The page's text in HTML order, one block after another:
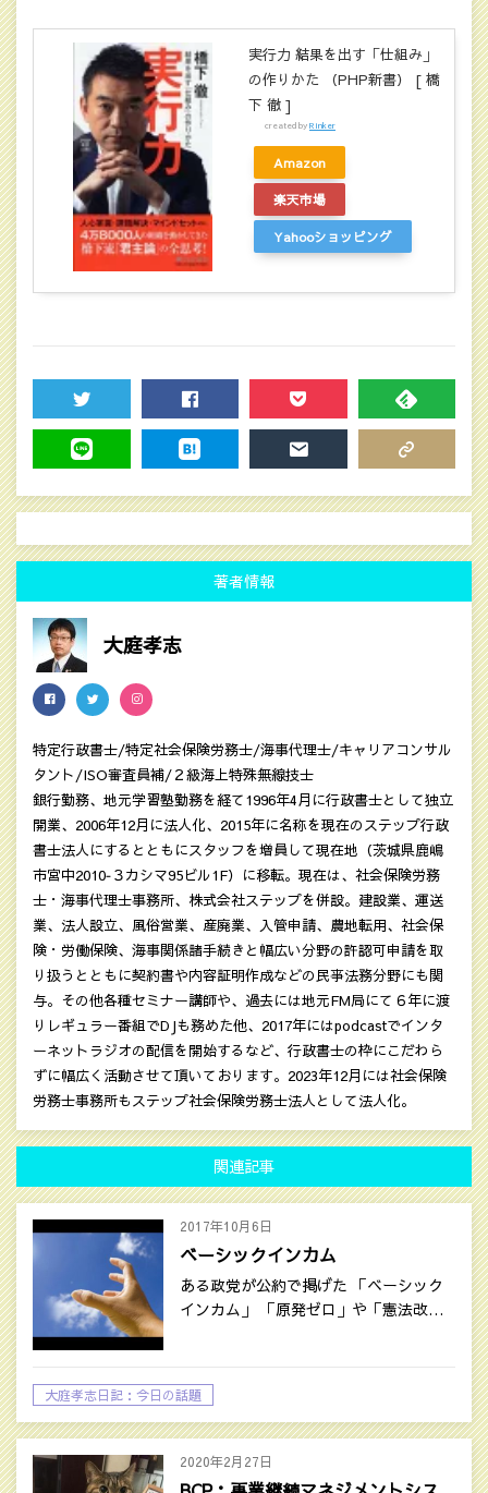
実行力 結果を出す「仕組み」
の作りかた （PHP新書） [ 橋
下 徹 ]
created byRinker
Amazon
楽天市場
Yahooショッピング
TWEET SHARE POCKET FEEDLY
著者情報
大庭孝志
特定行政書士/特定社会保険労務士/海事代理士/キャリアコンサル
タント/ISO審査員補/２級海上特殊無線技士
銀行勤務、地元学習塾勤務を経て1996年4月に行政書士として独立
開業、2006年12月に法人化、2015年に名称を現在のステップ行政
書士法人にするとともにスタッフを増員して現在地（茨城県鹿嶋
市宮中2010‐３カシマ95ビル1F）に移転。現在は、社会保険労務
士・海事代理士事務所、株式会社ステップを併設。建設業、運送
業、法人設立、風俗営業、産廃業、入管申請、農地転用、社会保
険・労働保険、海事関係諸手続きと幅広い分野の許認可申請を取
り扱うとともに契約書や内容証明作成などの民亊法務分野にも関
与。その他各種セミナー講師や、過去には地元FM局にて６年に渡
りレギュラー番組でDJも務めた他、2017年にはpodcastでインタ
ーネットラジオの配信を開始するなど、行政書士の枠にこだわら
ずに幅広く活動させて頂いております。2023年12月には社会保険
労務士事務所もステップ社会保険労務士法人として法人化。
関連記事
2017年10月6日
ベーシックインカム
ある政党が公約で掲げた 「ベーシック
インカム」 「原発ゼロ」や「憲法改…
大庭孝志日記：今日の話題
2020年2月27日